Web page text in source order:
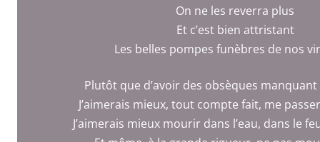
On ne les reverra plus
Et c’est bien attristant
Les belles pompes funèbres de nos
Plutôt que d’avoir des obsèques
J’aimerais mieux, tout compte fait, me
J’aimerais mieux mourir dans l’eau, dans le